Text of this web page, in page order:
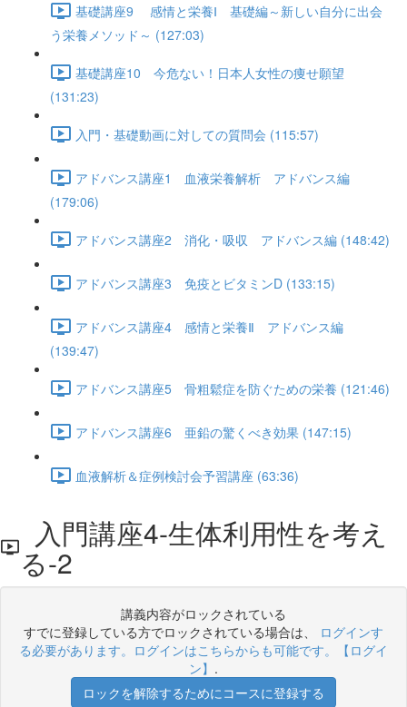
基礎講座9 感情と栄養Ⅰ 基礎編～新しい自分に出会
う栄養メソッド～ (127:03)
基礎講座10 今危ない！日本人女性の痩せ願望
(131:23)
入門・基礎動画に対しての質問会 (115:57)
アドバンス講座1 血液栄養解析 アドバンス編
(179:06)
アドバンス講座2 消化・吸収 アドバンス編 (148:42)
アドバンス講座3 免疫とビタミンD (133:15)
アドバンス講座4 感情と栄養Ⅱ アドバンス編
(139:47)
アドバンス講座5 骨粗鬆症を防ぐための栄養 (121:46)
アドバンス講座6 亜鉛の驚くべき効果 (147:15)
血液解析＆症例検討会予習講座 (63:36)
入門講座4-生体利用性を考え
る-2
講義内容がロックされている
すでに登録している方でロックされている場合は、 ログインす
る必要があります。ログインはこちらからも可能です。【ログイ
ン】 .
ロックを解除するためにコースに登録する